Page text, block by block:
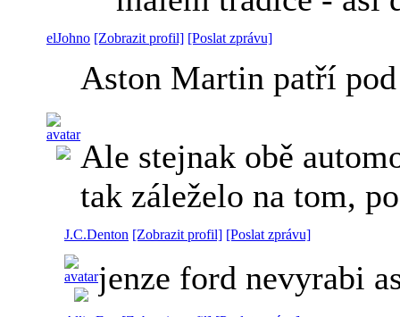
elJohno [Zobrazit profil] [Poslat zprávu]
Aston Martin patří
Ale stejnak obě
tak záleželo na tom,
J.C.Denton [Zobrazit profil] [Poslat zprávu]
jenze ford nevyrabi